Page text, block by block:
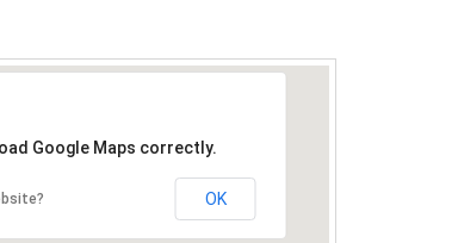
Google Maps correctly.
OK